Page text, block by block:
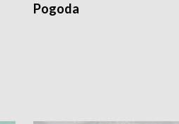
Pogoda